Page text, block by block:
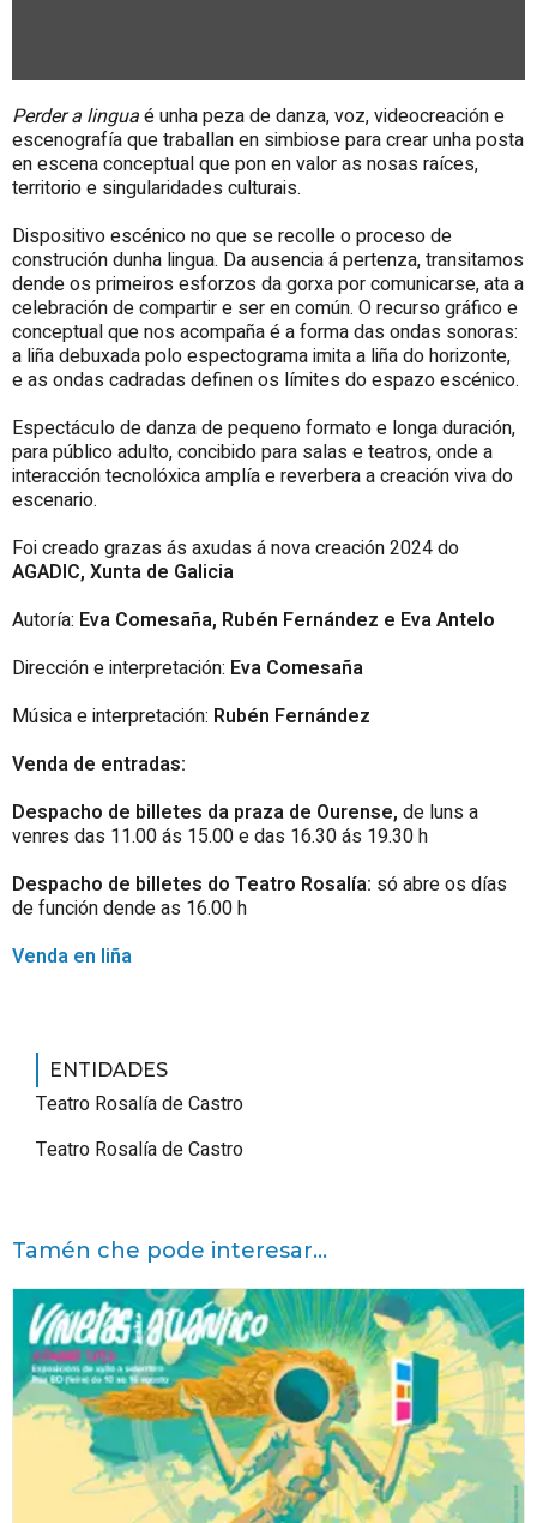
Perder a linguaé unha peza de danza, voz, videocreación e
escenografía que traballan en simbiose para crear unha posta
en escena conceptual que pon en valor as nosas raíces,
territorio e singularidades culturais.
Dispositivo escénico no que se recolle o proceso de
construción dunha lingua. Da ausencia á pertenza, transitamos
dende os primeiros esforzos da gorxa por comunicarse, ata a
celebración de compartir e ser en común. O recurso gráfico e
conceptual que nos acompaña é a forma das ondas sonoras:
a liña debuxada polo espectograma imita a liña do horizonte,
e as ondas cadradas definen os límites do espazo escénico.
Espectáculo de danza de pequeno formato e longa duración,
para público adulto, concibido para salas e teatros, onde a
interacción tecnolóxica amplía e reverbera a creación viva do
escenario.
Foi creado grazas ás axudas á nova creación 2024 do
AGADIC, Xunta de Galicia
Autoría: Eva Comesaña, Rubén Fernández e Eva Antelo
Dirección e interpretación: Eva Comesaña
Música e interpretación: Rubén Fernández
Venda de entradas:
Despacho de billetes da praza de Ourense, de luns a
venres das 11.00 ás 15.00 e das 16.30 ás 19.30 h
Despacho de billetes do Teatro Rosalía: só abre os días
de función dende as 16.00 h
Venda en liña
ENTIDADES
Teatro Rosalía de Castro
Teatro Rosalía de Castro
Tamén che pode interesar...